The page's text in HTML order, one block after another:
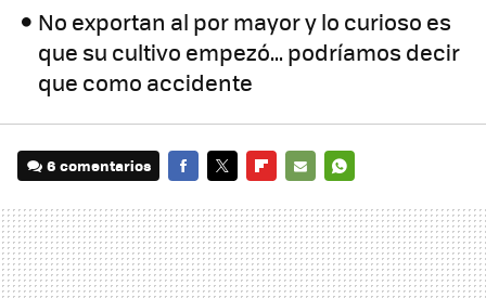
No exportan al por mayor y lo curioso es
que su cultivo empezó... podríamos decir
que como accidente
6 comentarios
MAIL